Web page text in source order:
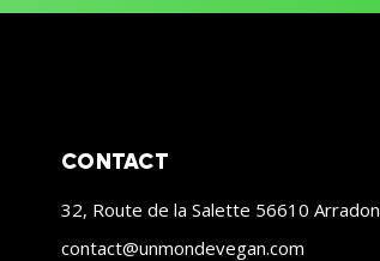
CONTACT
32, Route de la Salette 56610 Arradon
contact@unmondevegan.com